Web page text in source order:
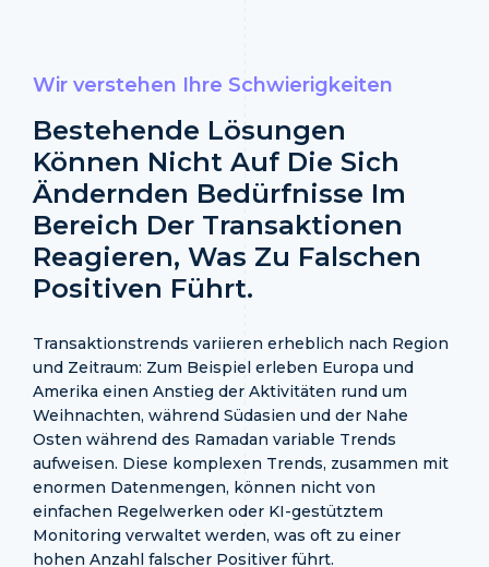
Wir verstehen Ihre Schwierigkeiten
Bestehende Lösungen
Können Nicht Auf Die Sich
Ändernden Bedürfnisse Im
Bereich Der Transaktionen
Reagieren, Was Zu Falschen
Positiven Führt.
Transaktionstrends variieren erheblich nach Region
und Zeitraum: Zum Beispiel erleben Europa und
Amerika einen Anstieg der Aktivitäten rund um
Weihnachten, während Südasien und der Nahe
Osten während des Ramadan variable Trends
aufweisen. Diese komplexen Trends, zusammen mit
enormen Datenmengen, können nicht von
einfachen Regelwerken oder KI-gestütztem
Monitoring verwaltet werden, was oft zu einer
hohen Anzahl falscher Positiver führt.